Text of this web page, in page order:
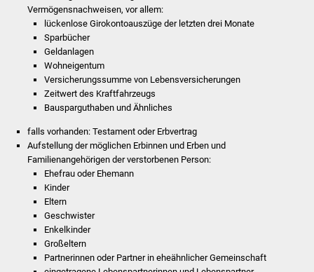
Ärzte und Apotheken
Index
ÖPNV
Vermögensnachweisen, vor allem:
lückenlose Girokontoauszüge der letzten drei Monate
Sparbücher
Geldanlagen
Wohneigentum
Versicherungssumme von Lebensversicherungen
Zeitwert des Kraftfahrzeugs
Bausparguthaben und Ähnliches
falls vorhanden: Testament oder Erbvertrag
Aufstellung der möglichen Erbinnen und Erben und
Familienangehörigen der verstorbenen Person:
Ehefrau oder Ehemann
Kinder
Eltern
Geschwister
Enkelkinder
Großeltern
Partnerinnen oder Partner in eheähnlicher Gemeinschaft